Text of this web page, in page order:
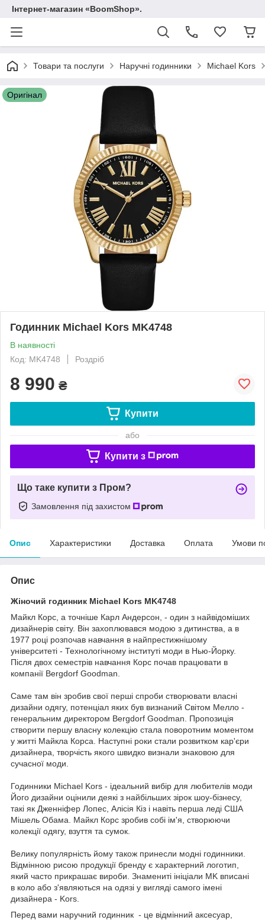
Інтернет-магазин «BoomShop».
Товари та послуги Наручні годинники Michael Kors
Оригінал
Годинник Michael Kors MK4748
В наявності
Код: MK4748
Роздріб
8 990 ₴
Купити
або
Купити з
Що таке купити з Пром?
Замовлення під захистом
Опис Характеристики Доставка Оплата Умови
Опис
Жіночий годинник Michael Kors MK4748
Майкл Корс, а точніше Карл Андерсон, - один з найвідоміших
дизайнерів світу. Він захоплювався модою з дитинства, а в
1977 році розпочав навчання в найпрестижнішому
університеті - Технологічному інституті моди в Нью-Йорку.
Після двох семестрів навчання Корс почав працювати в
компанії Bergdorf Goodman.
Саме там він зробив свої перші спроби створювати власні
дизайни одягу, потенціал яких був визнаний Світом Мелло -
генеральним директором Bergdorf Goodman. Пропозиція
створити першу власну колекцію стала поворотним моментом
у житті Майкла Корса. Наступні роки стали розвитком кар'єри
дизайнера, творчість якого швидко визнали знаковою для
сучасної моди.
Годинники Michael Kors - ідеальний вибір для любителів моди
Його дизайни оцінили деякі з найбільших зірок шоу-бізнесу,
такі як Дженніфер Лопес, Алісія Кіз і навіть перша леді США
Мішель Обама. Майкл Корс зробив собі ім'я, створюючи
колекції одягу, взуття та сумок.
Велику популярність йому також принесли модні годинники.
Відмінною рисою продукції бренду є характерний логотип,
який часто прикрашає вироби. Знамениті ініціали MK вписані
в коло або з'являються на одязі у вигляді самого імені
дизайнера - Kors.
Перед вами наручний годинник - це відмінний аксесуар,